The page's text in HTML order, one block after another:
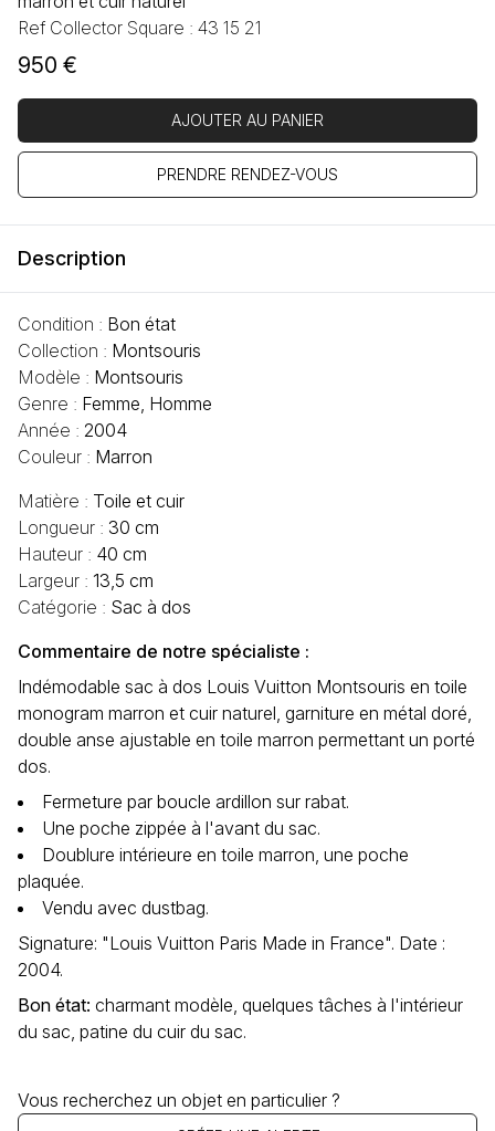
Ref Collector Square : 43 15 21
950 €
AJOUTER AU PANIER
PRENDRE RENDEZ-VOUS
Description
Condition : Bon état
Collection : Montsouris
Modèle : Montsouris
Genre : Femme, Homme
Année : 2004
Couleur : Marron
Matière : Toile et cuir
Longueur : 30 cm
Hauteur : 40 cm
Largeur : 13,5 cm
Catégorie : Sac à dos
Commentaire de notre spécialiste :
Indémodable sac à dos Louis Vuitton Montsouris en toile
monogram marron et cuir naturel, garniture en métal doré,
double anse ajustable en toile marron permettant un porté
dos.
Fermeture par boucle ardillon sur rabat.
Une poche zippée à l'avant du sac.
Doublure intérieure en toile marron, une poche
plaquée.
Vendu avec dustbag.
Signature: "Louis Vuitton Paris Made in France". Date :
2004.
Bon état: charmant modèle, quelques tâches à l'intérieur
du sac, patine du cuir du sac.
Vous recherchez un objet en particulier ?